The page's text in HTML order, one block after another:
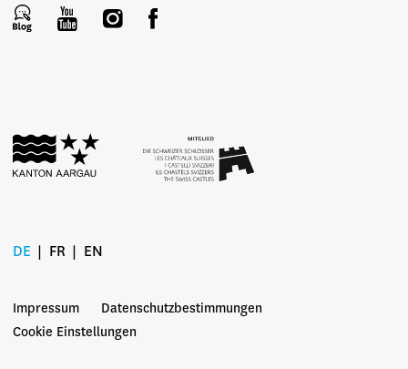
DE FR EN
Impressum
Datenschutzbestimmungen
Cookie Einstellungen